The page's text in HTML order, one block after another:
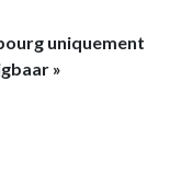
uniquement
»